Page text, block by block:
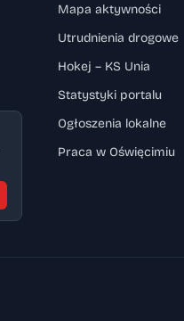
Mapa aktywności
Utrudnienia drogowe
Hokej – KS Unia
Statystyki portalu
Ogłoszenia lokalne
Praca w Oświęcimiu